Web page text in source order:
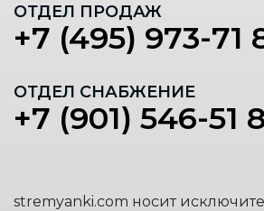
ОТДЕЛ ПРОДАЖ
+7 (495) 973-71
ОТДЕЛ СНАБЖЕНИЕ
+7 (901) 546-51
stremyanki.com носит